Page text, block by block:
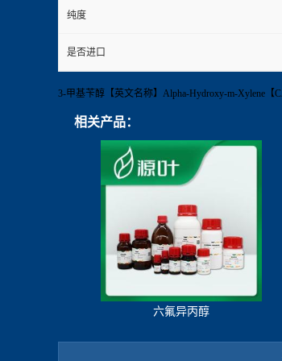
纯度
是否进口
3-甲基苄醇【英文名称】Alpha-Hydroxy-m-Xylene【
相关产品：
六氟异丙醇